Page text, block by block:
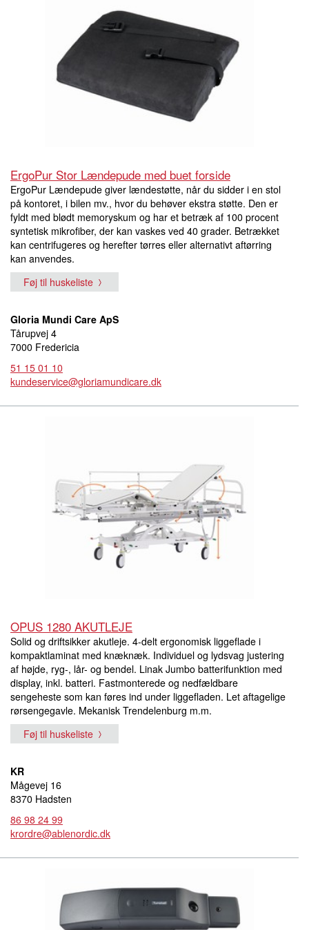
ErgoPur Stor Lændepude med buet forside
ErgoPur Lændepude giver lændestøtte, når du sidder i en stol
på kontoret, i bilen mv., hvor du behøver ekstra støtte. Den er
fyldt med blødt memoryskum og har et betræk af 100 procent
syntetisk mikrofiber, der kan vaskes ved 40 grader. Betrækket
kan centrifugeres og herefter tørres eller alternativt aftørring
kan anvendes.
Føj til huskeliste
Gloria Mundi Care ApS
Tårupvej 4
7000 Fredericia
51 15 01 10
kundeservice@gloriamundicare.dk
OPUS 1280 AKUTLEJE
Solid og driftsikker akutleje. 4-delt ergonomisk liggeflade i
kompaktlaminat med knæknæk. Individuel og lydsvag justering
af højde, ryg-, lår- og bendel. Linak Jumbo batterifunktion med
display, inkl. batteri. Fastmonterede og nedfældbare
sengeheste som kan føres ind under liggefladen. Let aftagelige
rørsengegavle. Mekanisk Trendelenburg m.m.
Føj til huskeliste
KR
Mågevej 16
8370 Hadsten
86 98 24 99
krordre@ablenordic.dk